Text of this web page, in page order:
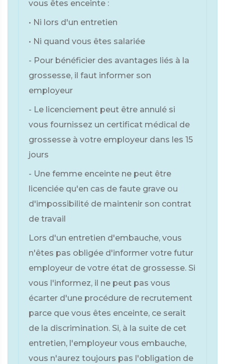
vous êtes enceinte :
• Ni lors d'un entretien
• Ni quand vous êtes salariée
- Pour bénéficier des avantages liés à la
grossesse, il faut informer son
employeur
- Le licenciement peut être annulé si
vous fournissez un certificat médical de
grossesse à votre employeur dans les 15
jours
- Une femme enceinte ne peut être
licenciée qu'en cas de faute grave ou
d'impossibilité de maintenir son contrat
de travail
Lors d'un entretien d'embauche, vous
n'êtes pas obligée d'informer votre futur
employeur de votre état de grossesse. Si
vous l'informez, il ne peut pas vous
écarter d'une procédure de recrutement
parce que vous êtes enceinte, ce serait
de la discrimination. Si, à la suite de cet
entretien, l'employeur vous embauche,
vous n'aurez toujours pas l'obligation de